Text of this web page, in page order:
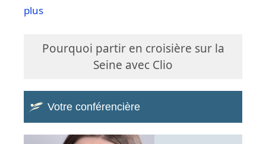
plus
Pourquoi partir en croisière sur la
Seine avec Clio
Votre conférencière